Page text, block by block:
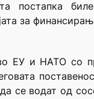
постапка
за
ЕУ и НАТО со
се водат од